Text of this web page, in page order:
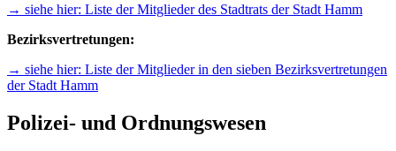
→ siehe hier: Liste der Mitglieder des Stadtrats der Stadt Hamm
Bezirksvertretungen:
→ siehe hier: Liste der Mitglieder in den sieben Bezirksvertretungen
der Stadt Hamm
Polizei- und Ordnungswesen